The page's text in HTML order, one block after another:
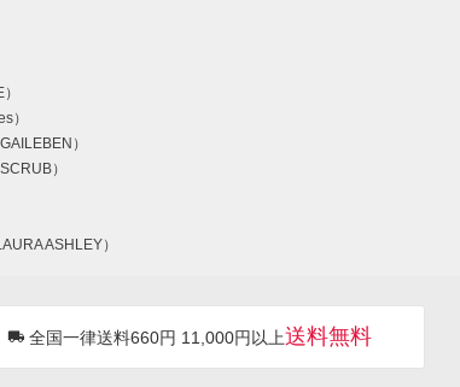
）
）
）
ASHLEY）
全国一律送料660円 11,000円以上送料無料